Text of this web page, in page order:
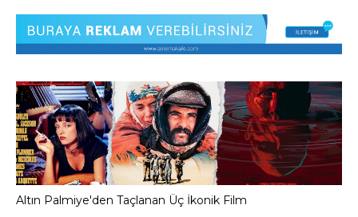
Altın Palmiye'den Taçlanan Üç İkonik Film